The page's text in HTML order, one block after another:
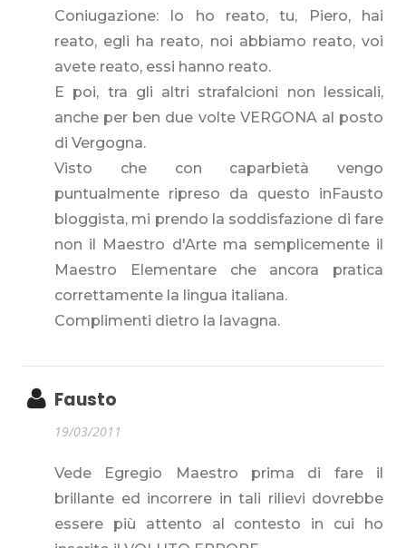
Coniugazione: Io ho reato, tu, Piero, hai
reato, egli ha reato, noi abbiamo reato, voi
avete reato, essi hanno reato.
E poi, tra gli altri strafalcioni non lessicali,
anche per ben due volte VERGONA al posto
di Vergogna.
Visto che con caparbietà vengo
puntualmente ripreso da questo inFausto
bloggista, mi prendo la soddisfazione di fare
non il Maestro d'Arte ma semplicemente il
Maestro Elementare che ancora pratica
correttamente la lingua italiana.
Complimenti dietro la lavagna.
Fausto
19/03/2011
Vede Egregio Maestro prima di fare il
brillante ed incorrere in tali rilievi dovrebbe
essere più attento al contesto in cui ho